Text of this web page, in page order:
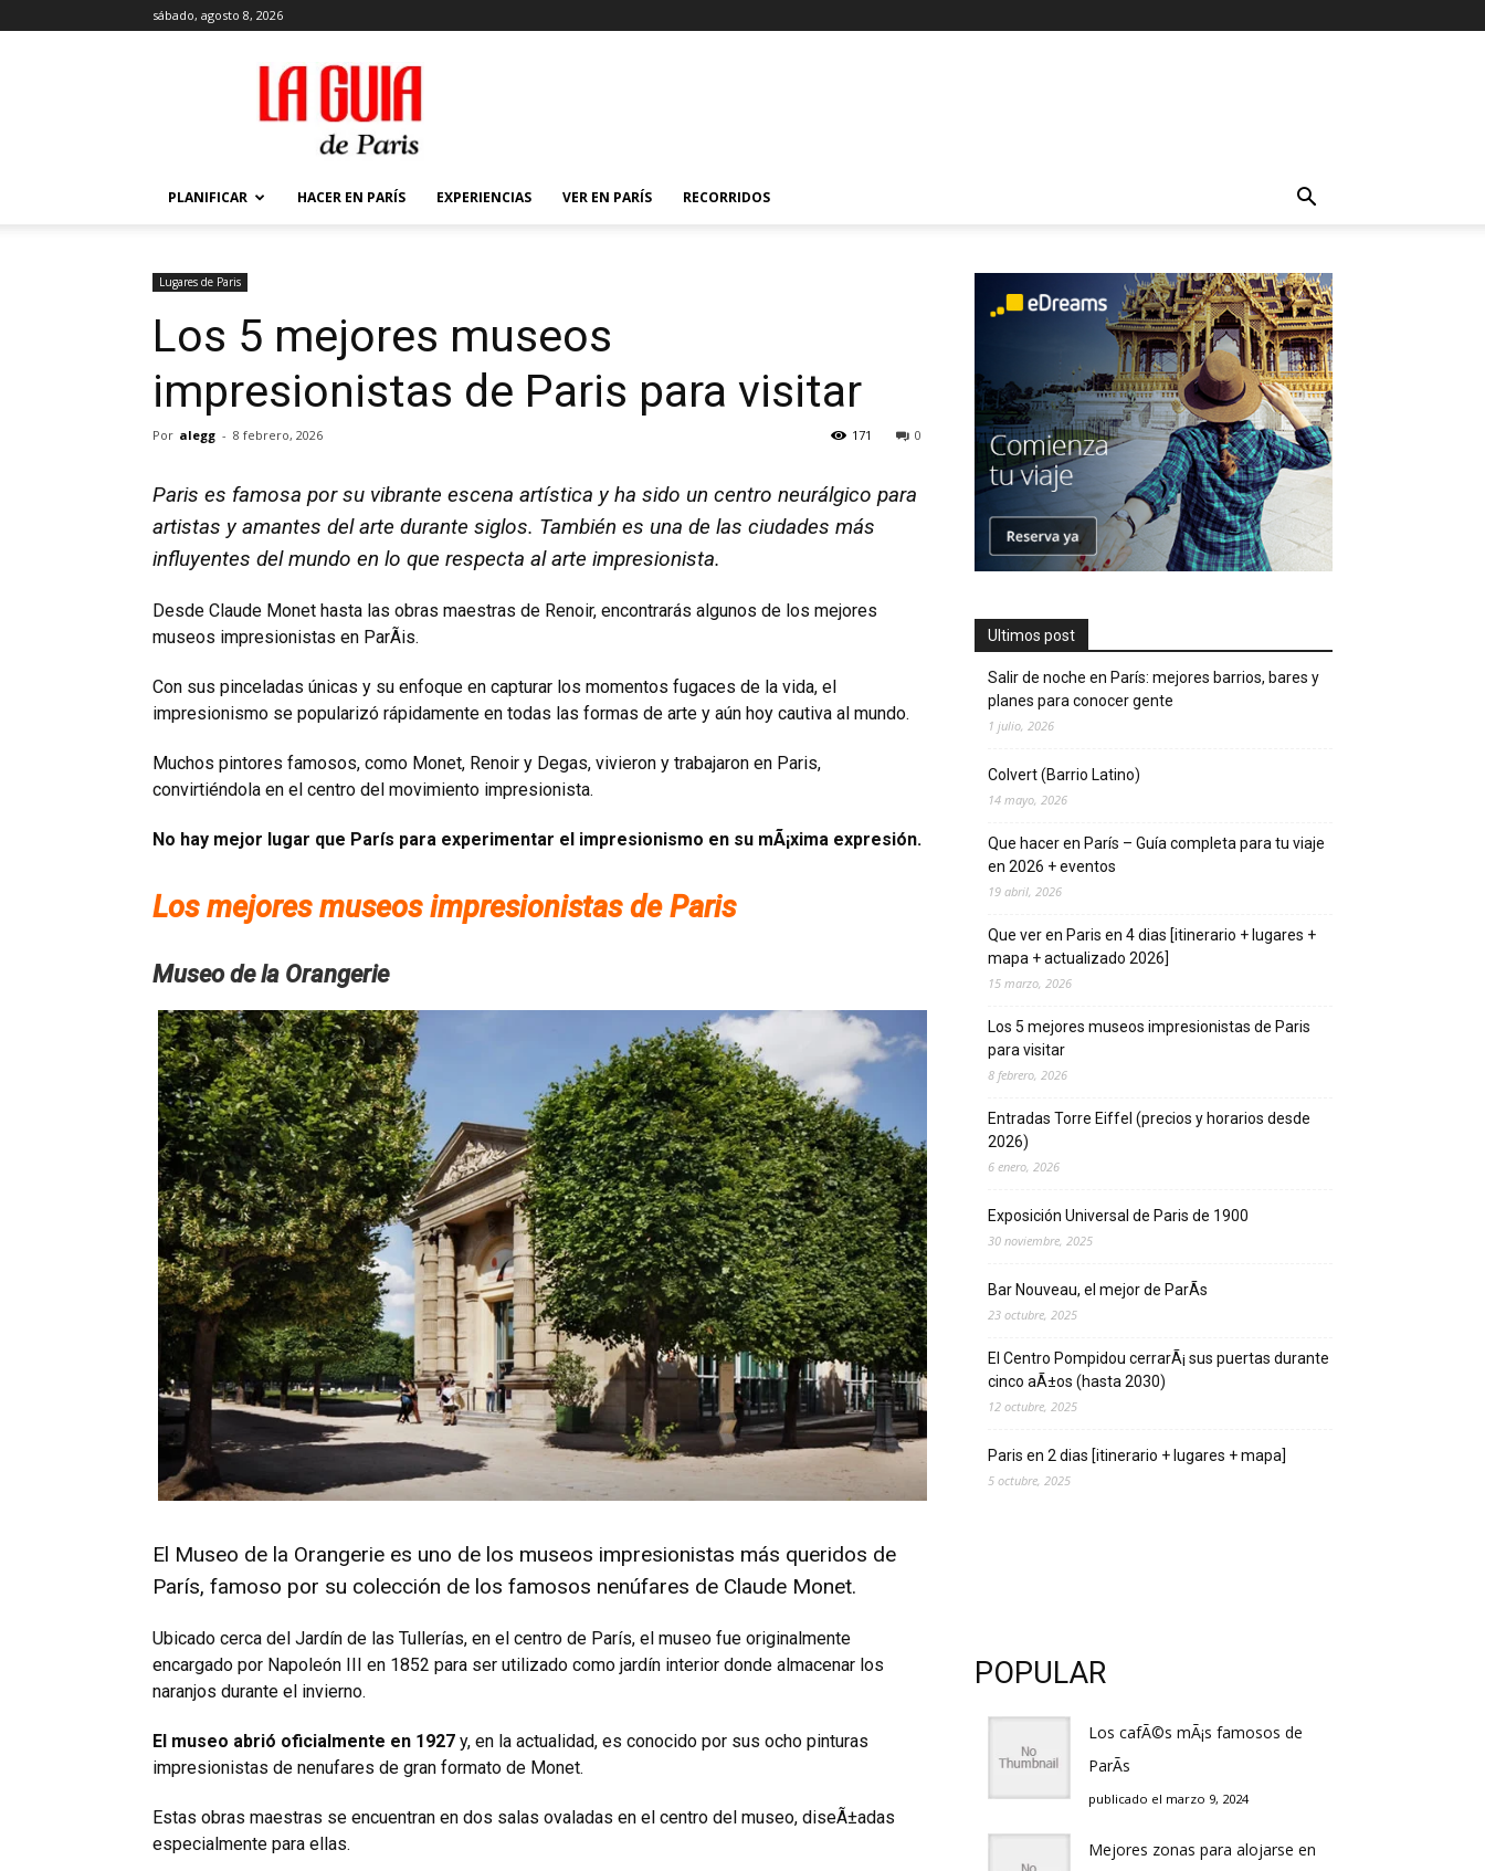
sábado, agosto 8, 2026
La
Guía
de
París
PLANIFICAR HACER EN PARÍS EXPERIENCIAS VER EN PARÍS RECORRIDOS
Lugares de Pari­s
Los 5 mejores museos
impresionistas de Pari­s para visitar
Por alegg - 8 febrero, 2026 0
171
Paris es famosa por su vibrante escena artí­stica y ha sido un centro neurálgico para
artistas y amantes del arte durante siglos. También es una de las ciudades más
influyentes del mundo en lo que respecta al arte impresionista.
Desde Claude Monet hasta las obras maestras de Renoir, encontrarás algunos de los mejores
museos impresionistas en ParÃis.
Con sus pinceladas únicas y su enfoque en capturar los momentos fugaces de la vida, el
impresionismo se popularizó rápidamente en todas las formas de arte y aún hoy cautiva al mundo.
Muchos pintores famosos, como Monet, Renoir y Degas, vivieron y trabajaron en Pari­s,
convirtiéndola en el centro del movimiento impresionista.
No hay mejor lugar que Parí­s para experimentar el impresionismo en su mÃ¡xima expresión.
Los mejores museos impresionistas de Pari­s
Museo de la Orangerie
El Museo de la Orangerie es uno de los museos impresionistas más queridos de
Parí­s, famoso por su colección de los famosos nenúfares de Claude Monet.
Ubicado cerca del Jardí­n de las Tullerí­as, en el centro de París, el museo fue originalmente
encargado por Napoleón III en 1852 para ser utilizado como jardí­n interior donde almacenar los
naranjos durante el invierno.
El museo abrió oficialmente en 1927 y, en la actualidad, es conocido por sus ocho pinturas
impresionistas de nenufares de gran formato de Monet.
Estas obras maestras se encuentran en dos salas ovaladas en el centro del museo, diseÃ±adas
especialmente para ellas.
Ultimos post
Salir de noche en París: mejores barrios, bares y
planes para conocer gente
1 julio, 2026
Colvert (Barrio Latino)
14 mayo, 2026
Que hacer en Parí­s – Guí­a completa para tu viaje
en 2026 + eventos
19 abril, 2026
Que ver en Pari­s en 4 di­as [itinerario + lugares +
mapa + actualizado 2026]
15 marzo, 2026
Los 5 mejores museos impresionistas de Pari­s
para visitar
8 febrero, 2026
Entradas Torre Eiffel (precios y horarios desde
2026)
6 enero, 2026
Exposición Universal de Pari­s de 1900
30 noviembre, 2025
Bar Nouveau, el mejor de ParÃ­s
23 octubre, 2025
El Centro Pompidou cerrarÃ¡ sus puertas durante
cinco aÃ±os (hasta 2030)
12 octubre, 2025
Paris en 2 dias [itinerario + lugares + mapa]
5 octubre, 2025
POPULAR
Los cafÃ©s mÃ¡s famosos de
ParÃ­s
publicado el marzo 9, 2024
Mejores zonas para alojarse en